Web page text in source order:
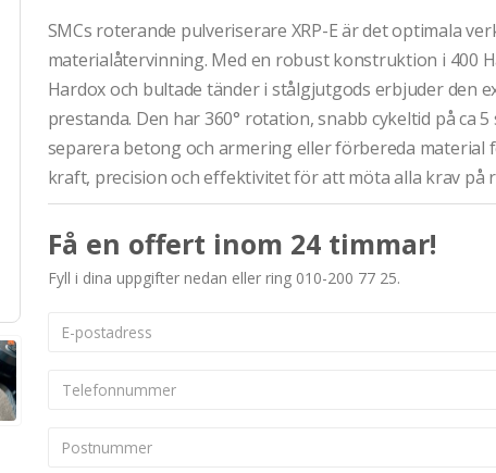
SMCs roterande pulveriserare XRP-E är det optimala
materialåtervinning. Med en robust konstruktion i 400
Hardox och bultade tänder i stålgjutgods erbjuder den
prestanda. Den har 360° rotation, snabb cykeltid på ca
separera betong och armering eller förbereda material
kraft, precision och effektivitet för att möta alla krav på
Få en offert inom 24 timmar!
Fyll i dina uppgifter nedan eller ring 010-200 77 25.